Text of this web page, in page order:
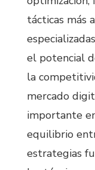
tácticas más
el potencial
la
mercado
importante
equilibrio
estrategias